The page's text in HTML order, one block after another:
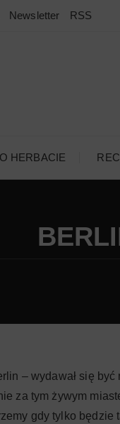
Newsletter RSS
O HERBACIE
– wydawał się być
za tym żywym
gdy tylko będzie